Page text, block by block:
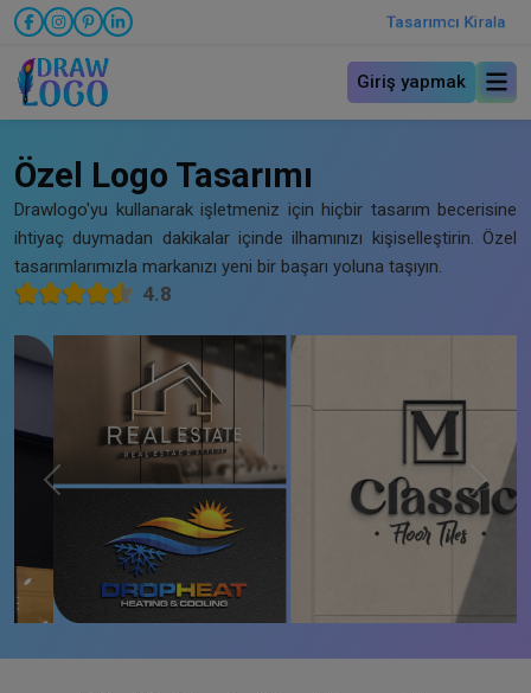
Tasarımcı Kirala
Giriş yapmak
Özel Logo Tasarımı
Drawlogo'yu kullanarak işletmeniz için hiçbir tasarım becerisine
ihtiyaç duymadan dakikalar içinde ilhamınızı kişiselleştirin. Özel
tasarımlarımızla markanızı yeni bir başarı yoluna taşıyın.
4.8
Previous Next